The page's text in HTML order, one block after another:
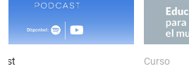
Curso